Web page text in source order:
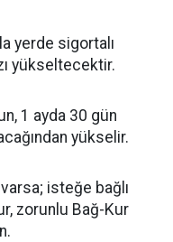
yerde sigortalı
yükseltecektir.
1 ayda 30 gün
yükselir.
isteğe bağlı
zorunlu Bağ-Kur